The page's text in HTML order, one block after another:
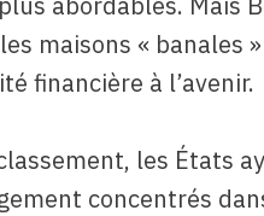
maisons « banales
financière à l’avenir.
les États
concentrés